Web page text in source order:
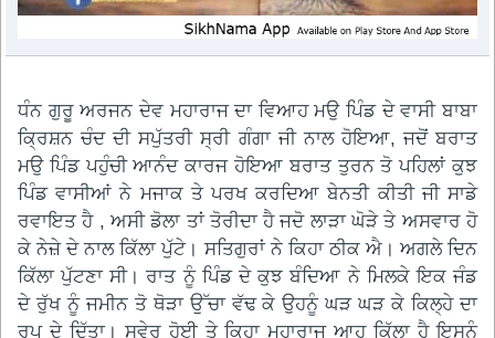
ਧੰਨ ਗੁਰੂ ਅਰਜਨ ਦੇਵ ਮਹਾਰਾਜ ਦਾ ਵਿਆਹ ਮਉ ਪਿੰਡ ਦੇ ਵਾਸੀ ਬਾਬਾ
ਕ੍ਰਿਸ਼ਨ ਚੰਦ ਦੀ ਸਪੁੱਤਰੀ ਸ੍ਰੀ ਗੰਗਾ ਜੀ ਨਾਲ ਹੋਇਆ, ਜਦੋਂ ਬਰਾਤ
ਮਉ ਪਿੰਡ ਪਹੁੰਚੀ ਆਨੰਦ ਕਾਰਜ ਹੋਇਆ ਬਰਾਤ ਤੁਰਨ ਤੋ ਪਹਿਲਾਂ ਕੁਝ
ਪਿੰਡ ਵਾਸੀਆਂ ਨੇ ਮਜਾਕ ਤੇ ਪਰਖ ਕਰਦਿਆ ਬੇਨਤੀ ਕੀਤੀ ਜੀ ਸਾਡੇ
ਰਵਾਇਤ ਹੈ , ਅਸੀ ਡੋਲਾ ਤਾਂ ਤੋਰੀਦਾ ਹੈ ਜਦੋ ਲਾੜਾ ਘੋੜੇ ਤੇ ਅਸਵਾਰ ਹੋ
ਕੇ ਨੇਜ਼ੇ ਦੇ ਨਾਲ ਕਿੱਲਾ ਪੁੱਟੇ। ਸਤਿਗੁਰਾਂ ਨੇ ਕਿਹਾ ਠੀਕ ਐ। ਅਗਲੇ ਦਿਨ
ਕਿੱਲਾ ਪੁੱਟਣਾ ਸੀ। ਰਾਤ ਨੂੰ ਪਿੰਡ ਦੇ ਕੁਝ ਬੰਦਿਆ ਨੇ ਮਿਲਕੇ ਇਕ ਜੰਡ
ਦੇ ਰੁੱਖ ਨੂੰ ਜਮੀਨ ਤੋ ਥੋੜਾ ਉੱਚਾ ਵੱਢ ਕੇ ਉਹਨੂੰ ਘੜ ਘੜ ਕੇ ਕਿਲ੍ਹੇ ਦਾ
ਰੂਪ ਦੇ ਦਿੱਤਾ। ਸਵੇਰ ਹੋਈ ਤੇ ਕਿਹਾ ਮਹਾਰਾਜ ਆਹ ਕਿੱਲਾ ਹੈ ਇਸਨੂੰ